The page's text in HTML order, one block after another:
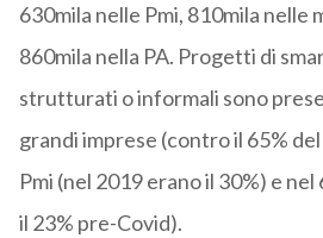
630mila nelle Pmi, 810mila nelle
860mila nella PA. Progetti di
strutturati o informali sono
grandi imprese (contro il 65%
Pmi (nel 2019 erano il 30%) e
il 23% pre-Covid).